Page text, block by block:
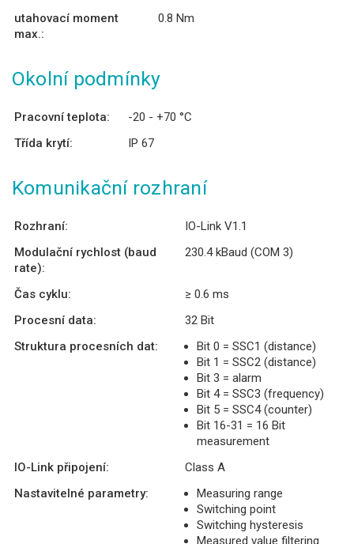
utahovací moment
max.:
0.8 Nm
Okolní podmínky
Pracovní teplota:
-20 - +70 °C
Třída krytí:
IP 67
Komunikační rozhraní
Rozhraní:
IO-Link V1.1
Modulační rychlost (baud
rate):
230.4 kBaud (COM 3)
Čas cyklu:
≥ 0.6 ms
Procesní data:
32 Bit
Struktura procesních dat:
Bit 0 = SSC1 (distance)
Bit 1 = SSC2 (distance)
Bit 3 = alarm
Bit 4 = SSC3 (frequency)
Bit 5 = SSC4 (counter)
Bit 16-31 = 16 Bit
measurement
IO-Link připojení:
Class A
Nastavitelné parametry:
Measuring range
Switching point
Switching hysteresis
Measured value filtering